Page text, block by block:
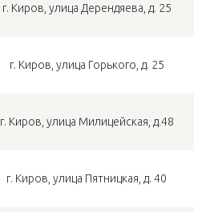
г. Киров, улица Дерендяева, д. 25
г. Киров, улица Горького, д. 25
г. Киров, улица Милицейская, д.48
г. Киров, улица Пятницкая, д. 40